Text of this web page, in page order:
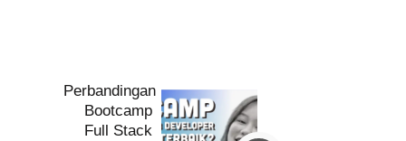
Perbandingan
Bootcamp
Full Stack